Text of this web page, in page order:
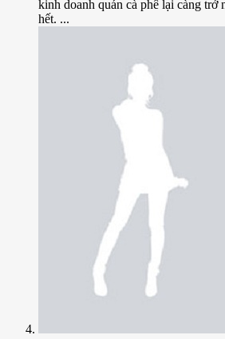
kinh doanh quán cà phê lại càng trở
hết. ...